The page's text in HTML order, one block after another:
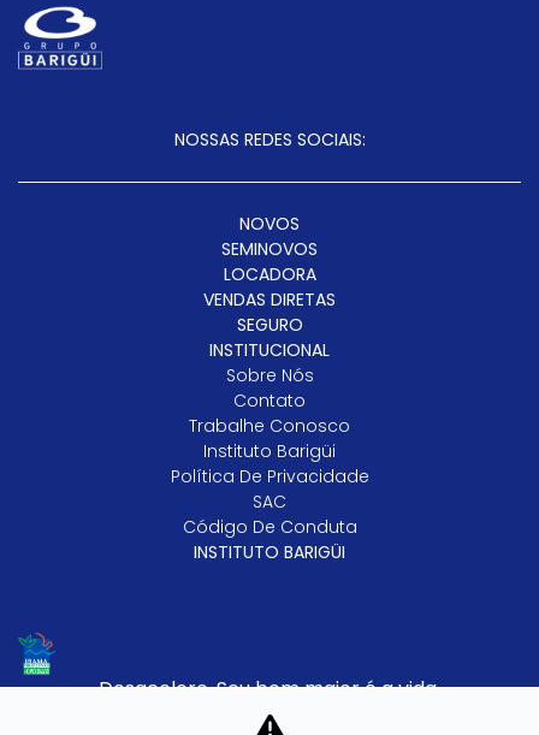
NOSSAS REDES SOCIAIS:
NOVOS
SEMINOVOS
LOCADORA
VENDAS DIRETAS
SEGURO
INSTITUCIONAL
Sobre Nós
Contato
Trabalhe Conosco
Instituto Barigüi
Política De Privacidade
SAC
Código De Conduta
INSTITUTO BARIGÜI
Desacelere. Seu bem maior é a vida.